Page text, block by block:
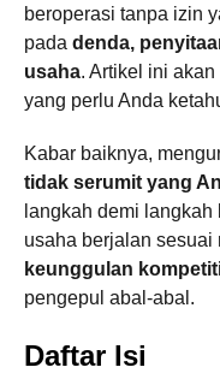
beroperasi tanpa izin
pada denda,
usaha. Artikel ini
yang perlu Anda
Kabar baiknya,
tidak serumit yang
langkah demi
usaha berjalan
keunggulan
pengepul abal-abal.
Daftar Isi